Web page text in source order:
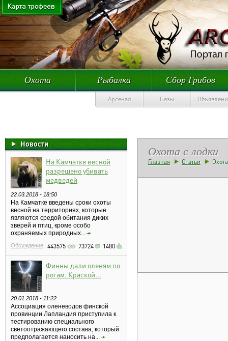
Охота Рыбалка Сбор Грибов
Арсенал Базы
Новости
На Камчатке весной
разрешено убивать
медведей
22.03.2018 - 18:50
На Камчатке введены сроки охоты
весной на территориях, которые
являются средой обитания диких
зверей и птиц, кроме особо
охраняемых природных...
Обсуждение 443575 73724 1480
Финны дали оленям по
рогам. Краской...
20.01.2018 - 11:22
Ассоциация оленеводов финской
провинции Лапландия приступила к
тестированию специального
светоотражающего состава, который
предполагается наносить на...
Охота с лодки
Главная Статьи